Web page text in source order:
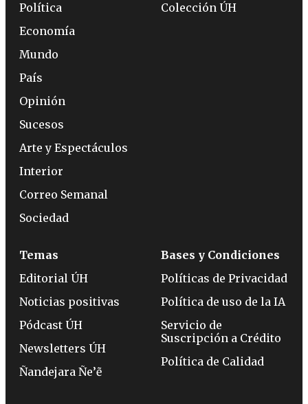
Política
Economía
Mundo
País
Opinión
Sucesos
Arte y Espectáculos
Interior
Correo Semanal
Sociedad
Colección ÚH
Temas
Editorial ÚH
Noticias positivas
Pódcast ÚH
Newsletters ÚH
Ñandejara Ñe’ẽ
Bases y Condiciones
Políticas de Privacidad
Política de uso de la IA
Servicio de
Suscripción a Crédito
Política de Calidad